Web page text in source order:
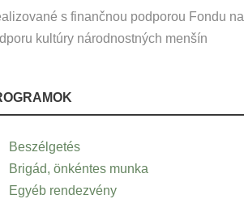
s finančnou podporou Fondu na
kultúry národnostných menšín
Beszélgetés
Brigád, önkéntes munka
Egyéb rendezvény